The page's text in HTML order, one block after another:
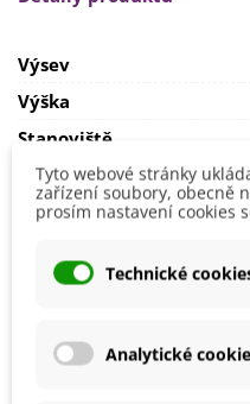
příštím roce během dubna
zahrneme
teplotě
. Teplota
Stanoviště volíme
substrátem.
zálivkua hnojení.
Výsev
Výška
Stanoviště
Barva Květů
Mrazuvzdornost
Vegetační Doba
Tyto webové stránky
zařízení soubory, obecně
prosím nastavení cookies
Technické
Analytické